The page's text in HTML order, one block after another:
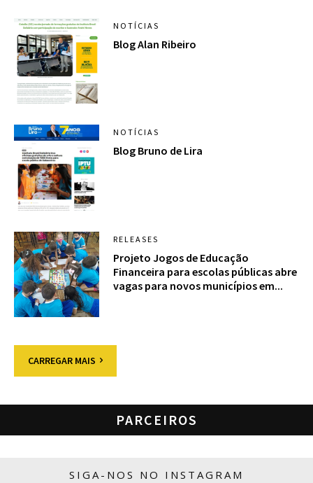
NOTÍCIAS
Blog Alan Ribeiro
NOTÍCIAS
Blog Bruno de Lira
RELEASES
Projeto Jogos de Educação
Financeira para escolas públicas abre
vagas para novos municípios em...
CARREGAR MAIS
PARCEIROS
SIGA-NOS NO INSTAGRAM